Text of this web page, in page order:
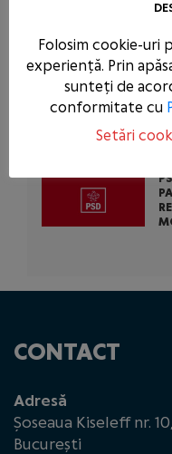
CONTACT
Adresă
Șoseaua Kiseleff nr.
București
Folosim cookie-uri
experiență. Prin
sunteți de
conformitate cu
Setări